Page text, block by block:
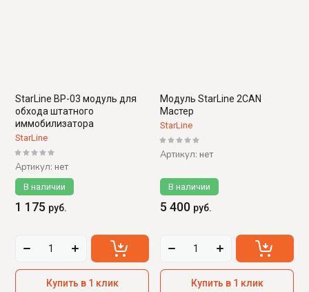
StarLine BP-03 модуль для
обхода штатного
иммобилизатора
StarLine
Артикул: нет
В наличии
1 175 руб.
Купить в 1 клик
Модуль StarLine 2CAN
Мастер
StarLine
Артикул: нет
В наличии
5 400 руб.
Купить в 1 клик